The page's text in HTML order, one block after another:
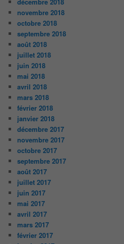
décembre 2018
novembre 2018
octobre 2018
septembre 2018
août 2018
juillet 2018
juin 2018
mai 2018
avril 2018
mars 2018
février 2018
janvier 2018
décembre 2017
novembre 2017
octobre 2017
septembre 2017
août 2017
juillet 2017
juin 2017
mai 2017
avril 2017
mars 2017
février 2017